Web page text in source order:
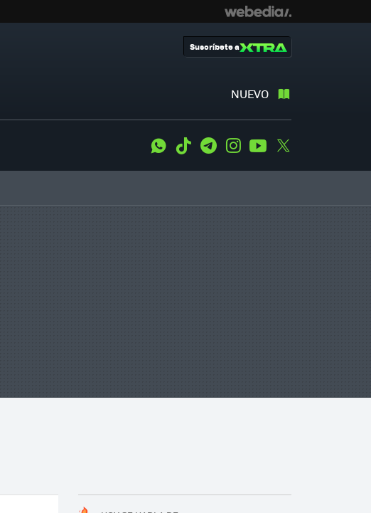
NUEVO
Suscríbete a
WhatsApp
Tiktok TelegramInstagramYoutube